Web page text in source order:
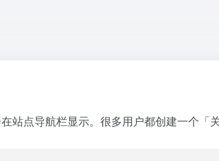
点导航栏显示。很多用户都创建一个「